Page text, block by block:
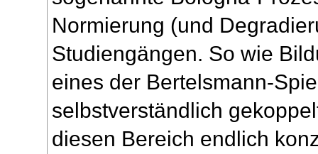
Normierung (und
Studiengängen. So wie
eines der Bertelsmann-
selbstverständlich
diesen Bereich endlich